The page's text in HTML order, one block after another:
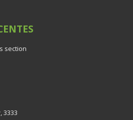
section
3333